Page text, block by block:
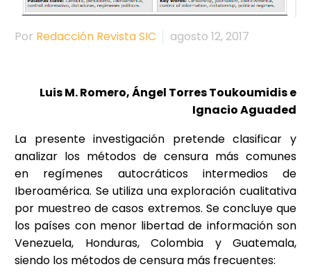
Por Redacción Revista SIC agosto 12, 2017
Luis M. Romero, Ángel Torres Toukoumidis e
Ignacio Aguaded
La presente investigación pretende clasificar y
analizar los métodos de censura más comunes
en regímenes autocráticos intermedios de
Iberoamérica. Se utiliza una exploración cualitativa
por muestreo de casos extremos. Se concluye que
los países con menor libertad de información son
Venezuela, Honduras, Colombia y Guatemala,
siendo los métodos de censura más frecuentes: